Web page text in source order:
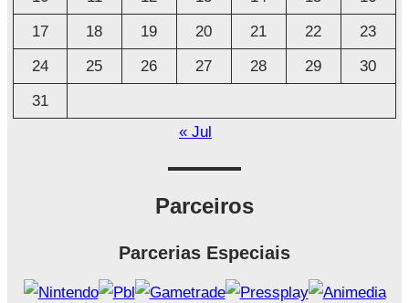
17
18 19 20 21 22
23
24
25 26 27 28 29
30
31
« Jul
Parceiros
Parcerias Especiais